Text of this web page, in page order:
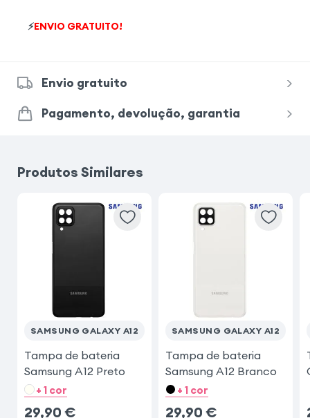
⚡ENVIO GRATUITO!
Envio gratuito
Pagamento, devolução, garantia
Produtos Similares
SAMSUNG GALAXY A12
Tampa de bateria
Samsung A12 Preto
+ 1 cor
29,90 €
SAMSUNG GALAXY A12
Tampa de bateria
Samsung A12 Branco
+ 1 cor
29,90 €